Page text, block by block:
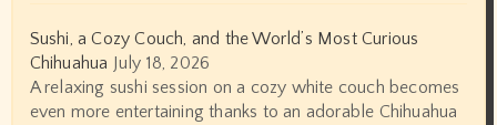
Sushi, a Cozy Couch, and the World’s Most Curious
Chihuahua July 18, 2026
A relaxing sushi session on a cozy white couch becomes
even more entertaining thanks to an adorable Chihuahua